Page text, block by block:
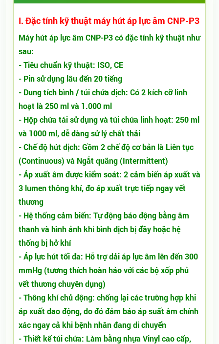
I. Đặc tính kỹ thuật máy hút áp lực âm CNP-P3
Máy hút áp lực âm CNP-P3 có đặc tính kỹ thuật như
sau:
​- Tiêu chuẩn kỹ thuật: ISO, CE
- Pin sử dụng lâu đến 20 tiếng
- Dung tích bình / túi chứa dịch: Có 2 kích cỡ linh
hoạt là 250 ml và 1.000 ml
​- Hộp chứa tái sử dụng và túi chứa linh hoạt: 250 ml
và 1000 ml, dễ dàng sử lý chất thải
- Chế độ hút dịch: Gồm 2 chế độ cơ bản là Liên tục
(Continuous) và Ngắt quãng (Intermittent)
- Áp xuất âm được kiểm soát: 2 cảm biến áp xuất và
3 lumen thông khí, đo áp xuất trực tiếp ngay vết
thương
- Hệ thống cảm biến: Tự động báo động bằng âm
thanh và hình ảnh khi bình dịch bị đầy hoặc hệ
thống bị hở khí
- Áp lực hút tối đa: Hỗ trợ dải áp lực âm lên đến 300
mmHg (tương thích hoàn hảo với các bộ xốp phủ
vết thương chuyên dụng)
- Thông khí chủ động: chống lại các trường hợp khi
áp xuất dao động, do đó đảm bảo áp suất âm chính
xác ngay cả khi bệnh nhân đang di chuyển
- Thiết kế túi chứa: Làm bằng nhựa Vinyl cao cấp,